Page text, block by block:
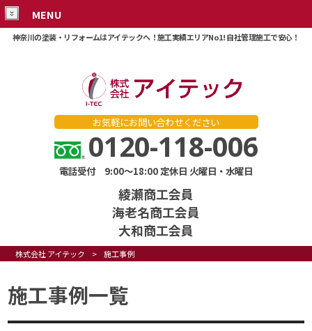
神奈川の塗装・リフォームはアイテックへ！施工実績エリアNo1! 自社管理施工で安心！
お気軽にお問い合わせください
0120-118-006
電話受付 9:00～18:00 定休日 火曜日・水曜日
綾瀬商工会員
海老名商工会員
大和商工会員
MENU
株式会社 アイテック > 施工事例
施工事例一覧